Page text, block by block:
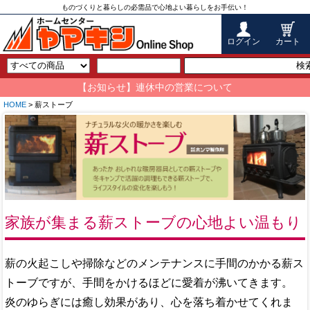
ものづくりと暮らしの必需品で心地よい暮らしをお手伝い！
ログイン カート
検
【お知らせ】連休中の営業について
HOME > 薪ストーブ
家族が集まる薪ストーブの心地よい温もり
薪の火起こしや掃除などのメンテナンスに手間のかかる薪ス
トーブですが、手間をかけるほどに愛着が沸いてきます。
炎のゆらぎには癒し効果があり、心を落ち着かせてくれま